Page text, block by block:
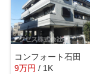
コンフォート石田
9万円 / 1K